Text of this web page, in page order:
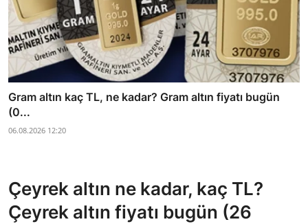
Gram altın kaç TL, ne kadar? Gram altın fiyatı bugün
(0...
06.08.2026 12:20
Çeyrek altın ne kadar, kaç TL?
Çeyrek altın fiyatı bugün (26